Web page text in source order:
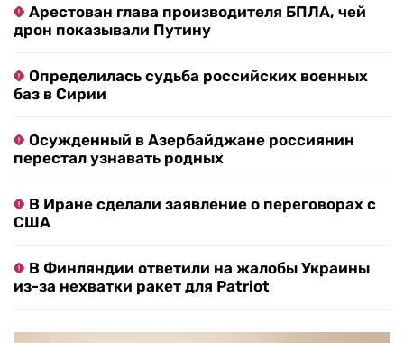
Арестован глава производителя БПЛА, чей
дрон показывали Путину
Определилась судьба российских военных
баз в Сирии
Осужденный в Азербайджане россиянин
перестал узнавать родных
В Иране сделали заявление о переговорах с
США
В Финляндии ответили на жалобы Украины
из-за нехватки ракет для Patriot